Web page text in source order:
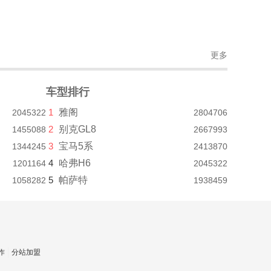
更多
2045322
1455088
1344245
1201164
1058282
车型排行
1 雅阁 2804706
2 别克GL8 2667993
3 宝马5系 2413870
4 哈弗H6 2045322
5 帕萨特 1938459
分站加盟